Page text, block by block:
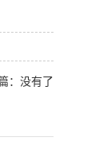
：没有了